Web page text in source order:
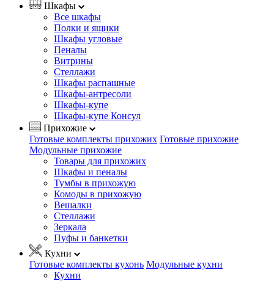
Шкафы
Все шкафы
Полки и ящики
Шкафы угловые
Пеналы
Витрины
Стеллажи
Шкафы распашные
Шкафы-антресоли
Шкафы-купе
Шкафы-купе Консул
Прихожие
Готовые комплекты прихожих Готовые прихожие
Модульные прихожие
Товары для прихожих
Шкафы и пеналы
Тумбы в прихожую
Комоды в прихожую
Вешалки
Стеллажи
Зеркала
Пуфы и банкетки
Кухни
Готовые комплекты кухонь Модульные кухни
Кухни